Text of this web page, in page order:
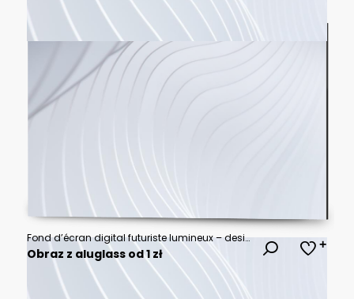
Fond d’écran digital futuriste lumineux – design technologique abstrait
Obraz z aluglass od 1 zł